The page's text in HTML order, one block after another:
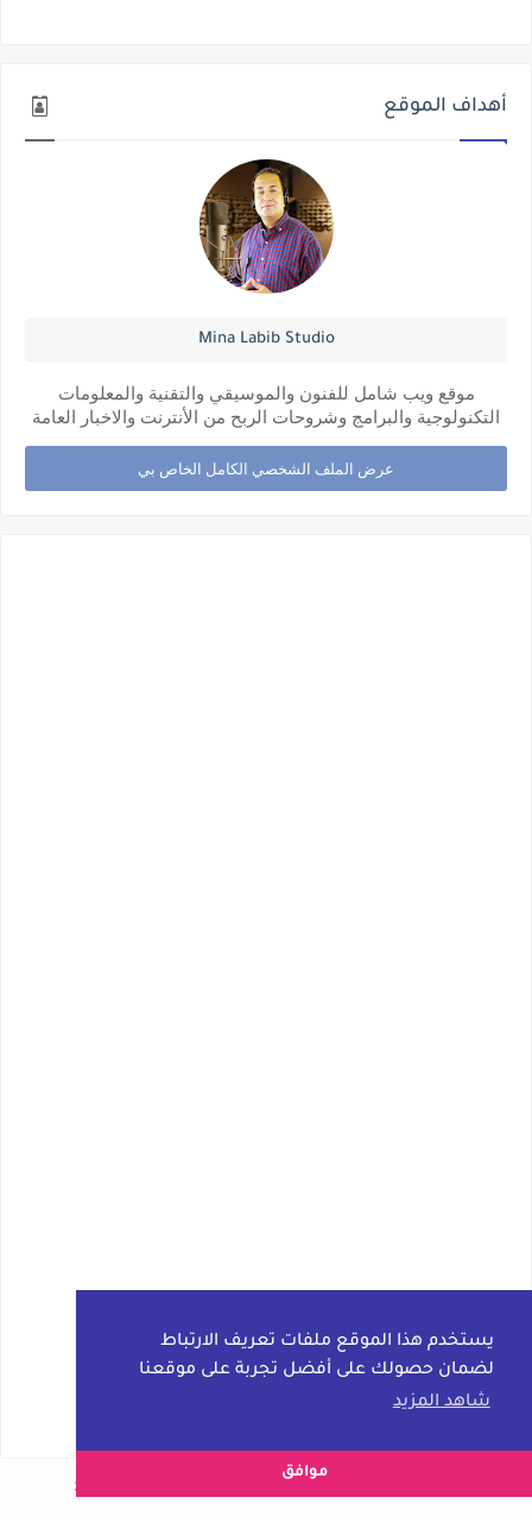
يستخدم هذا الموقع ملفات تعريف الارتباط
لضمان حصولك على أفضل تجربة على موقعنا
شاهد المزيد
موافق
أهداف الموقع
Mina Labib Studio
موقع ويب شامل للفنون والموسيقي والتقنية والمعلومات
التكنولوجية والبرامج وشروحات الربح من الأنترنت والاخبار العامة
عرض الملف الشخصي الكامل الخاص بي